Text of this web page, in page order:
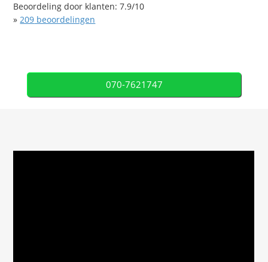
Beoordeling door klanten:7.9/10
»209 beoordelingen
070-7621747